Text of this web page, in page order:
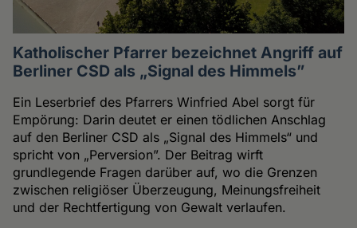
Katholischer Pfarrer bezeichnet Angriff auf
Berliner CSD als „Signal des Himmels”
Ein Leserbrief des Pfarrers Winfried Abel sorgt für
Empörung: Darin deutet er einen tödlichen Anschlag
auf den Berliner CSD als „Signal des Himmels“ und
spricht von „Perversion”. Der Beitrag wirft
grundlegende Fragen darüber auf, wo die Grenzen
zwischen religiöser Überzeugung, Meinungsfreiheit
und der Rechtfertigung von Gewalt verlaufen.